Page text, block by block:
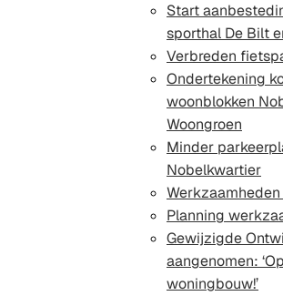
Start
sporthal De Bilt
Verbreden
Ondertekening
woonblokken
Woongroen
Minder
Nobelkwartier
Planning
Gewijzigde
aangenomen:
woningbouw!’